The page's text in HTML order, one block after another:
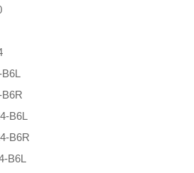
B6L
B6R
B6L